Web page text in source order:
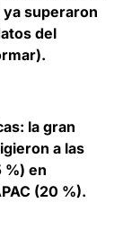
superaron
del
la gran
a las
en
(20 %).